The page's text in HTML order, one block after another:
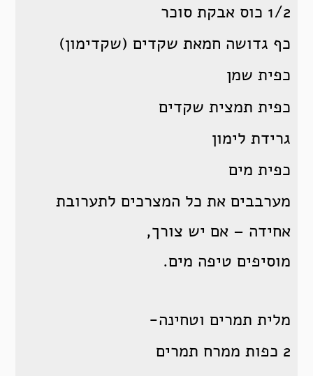
1/2 כוס אבקת סוכר
כף גדושה חמאת שקדים (שקדימון)
כפית שמן
כפית תמצית שקדים
גרידת לימון
כפית מים
מערבבים את כל המצרכים לתערובת
אחידה – אם יש צורך,
מוסיפים טיפה מים.
מלית תמרים וטחינה-
2 כפות ממרח תמרים